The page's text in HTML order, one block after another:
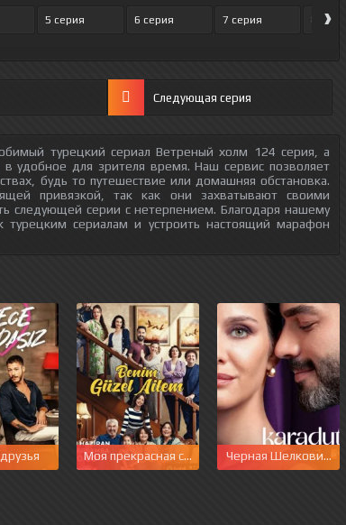
5 серия 6 серия 7 серия 8 серия
›
Следующая серия
турецкий сериал Ветреный холм 124 серия, а
удобное для зрителя время. Наш сервис позволяет
будь то путешествие или домашняя обстановка.
привязкой, так как они захватывают своими
следующей серии с нетерпением. Благодаря нашему
сериалам и устроить настоящий марафон
Моя прекрасная семья Черная Шелковица